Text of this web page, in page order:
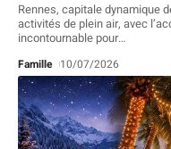
Rennes, capitale dynamique
activités de plein air, avec
incontournable pour…
Famille 10/07/2026